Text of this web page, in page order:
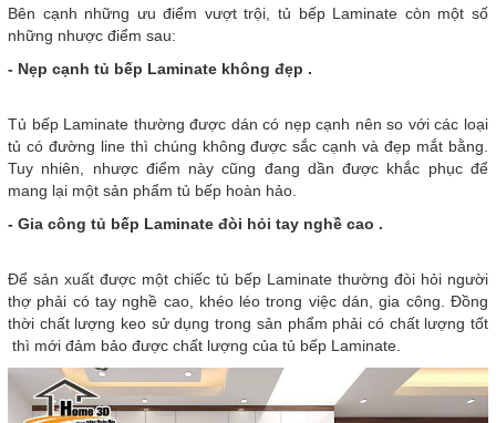
Bên cạnh những ưu điểm vượt trội, tủ bếp Laminate còn một số
những nhược điểm sau:
- Nẹp cạnh tủ bếp Laminate không đẹp .
Tủ bếp Laminate thường được dán có nẹp cạnh nên so với các loại
tủ có đường line thì chúng không được sắc cạnh và đẹp mắt bằng.
Tuy nhiên, nhược điểm này cũng đang dần được khắc phục để
mang lại một sản phẩm tủ bếp hoàn hảo.
- Gia công tủ bếp Laminate đòi hỏi tay nghề cao .
Để sản xuất được một chiếc tủ bếp Laminate thường đòi hỏi người
thợ phải có tay nghề cao, khéo léo trong việc dán, gia công. Đồng
thời chất lượng keo sử dụng trong sản phẩm phải có chất lượng tốt
thì mới đảm bảo được chất lượng của tủ bếp Laminate.